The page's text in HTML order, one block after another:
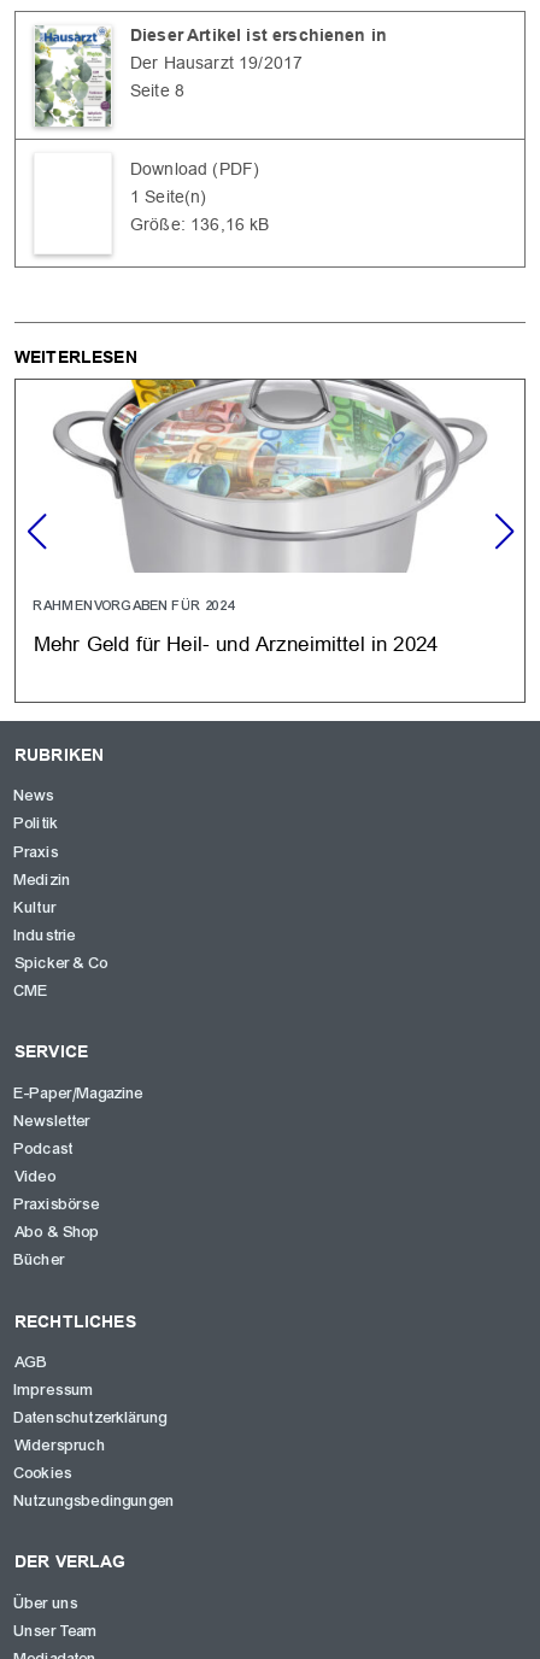
Dieser Artikel ist erschienen in
Der Hausarzt 19/2017
Seite 8
Download (PDF)
1 Seite(n)
Größe: 136,16 kB
WEITERLESEN
RAHMENVORGABEN FÜR 2024
Mehr Geld für Heil- und Arzneimittel in 2024
RUBRIKEN
News
Politik
Praxis
Medizin
Kultur
Industrie
Spicker & Co
CME
SERVICE
E-Paper/Magazine
Newsletter
Podcast
Video
Praxisbörse
Abo & Shop
Bücher
RECHTLICHES
AGB
Impressum
Datenschutzerklärung
Widerspruch
Cookies
Nutzungsbedingungen
DER VERLAG
Über uns
Unser Team